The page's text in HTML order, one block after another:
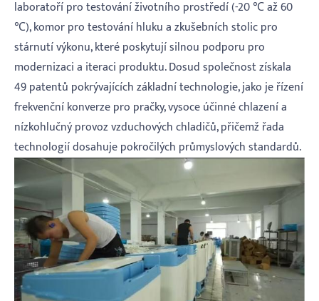
laboratoří pro testování životního prostředí (-20 ℃ až 60
℃), komor pro testování hluku a zkušebních stolic pro
stárnutí výkonu, které poskytují silnou podporu pro
modernizaci a iteraci produktu. Dosud společnost získala
49 patentů pokrývajících základní technologie, jako je řízení
frekvenční konverze pro pračky, vysoce účinné chlazení a
nízkohlučný provoz vzduchových chladičů, přičemž řada
technologií dosahuje pokročilých průmyslových standardů.